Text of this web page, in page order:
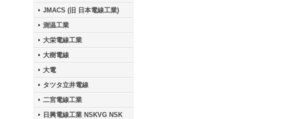
JMACS (旧 日本電線工業)
測温工業
大栄電線工業
大樹電線
大電
タツタ立井電線
二宮電線工業
日興電線工業 NSKVG NSK